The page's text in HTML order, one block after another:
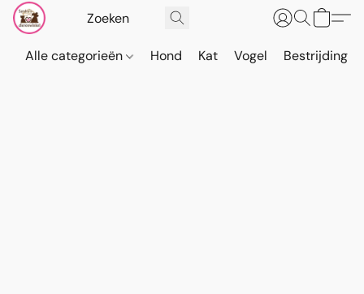
Alle categorieën Hond Kat Vogel Bestrijding